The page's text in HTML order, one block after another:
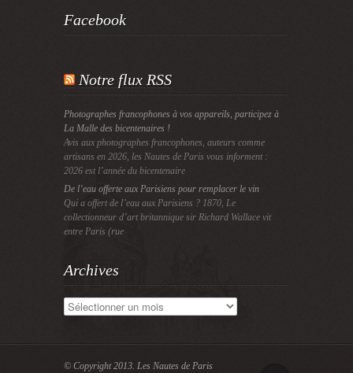
Facebook
Notre flux RSS
Photographes francophones à vos appareils, participez à
La Malle des bicentenaires !
Avis aux photographes francophones, auteurs comme
artisans en 2026, les Nautes de Paris vous informent :
2026 est l’année du bicentenaire
De l’eau offerte aux Parisiens pour remplacer le vin
Qui a offert de l’eau aux Parisiens ? 1870, Le
collectionneur d’art britannique sir Richard Wallace vit
entre Paris (rue
Archives
Archives
© Copyright 2013. Les Nautes de Paris